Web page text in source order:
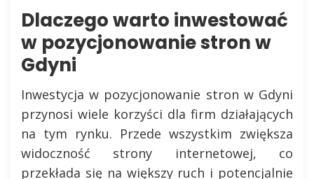
Dlaczego warto inwestować
w pozycjonowanie stron w
Gdyni
Inwestycja w pozycjonowanie stron w Gdyni
przynosi wiele korzyści dla firm działających
na tym rynku. Przede wszystkim zwiększa
widoczność strony internetowej, co
przekłada się na większy ruch i potencjalnie